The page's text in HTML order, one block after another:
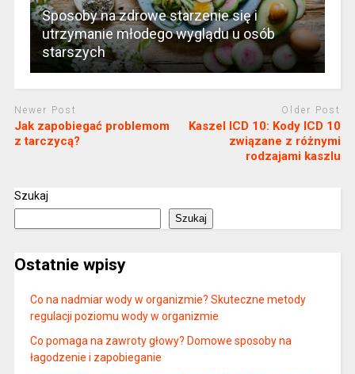
Sposoby na zdrowe starzenie się i
utrzymanie młodego wyglądu u osób
starszych
Newer Post
Jak zapobiegać problemom
z tarczycą?
Older Post
Kaszel ICD 10: Kody ICD 10
związane z różnymi
rodzajami kaszlu
Szukaj
Szukaj
Ostatnie wpisy
Co na nadmiar wody w organizmie? Skuteczne metody
regulacji poziomu wody w organizmie
Co pomaga na zawroty głowy? Domowe sposoby na
łagodzenie i zapobieganie